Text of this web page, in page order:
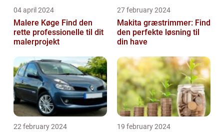
04 april 2024
Malere Køge Find den
rette professionelle til dit
malerprojekt
27 february 2024
Makita græstrimmer: Find
den perfekte løsning til
din have
22 february 2024 19 february 2024